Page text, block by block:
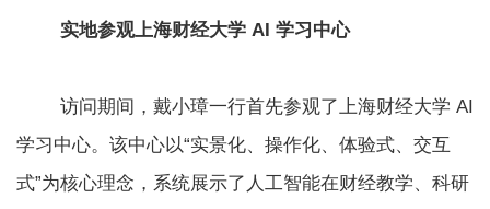
实地参观上海财经大学 AI 学习中心
访问期间，戴小璋一行首先参观了上海财经大学 AI
学习中心。该中心以“实景化、操作化、体验式、交互
式”为核心理念，系统展示了人工智能在财经教学、科研